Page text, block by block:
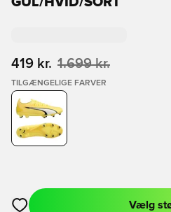
419 kr. 1.699 kr.
TILGÆNGELIGE FARVER
Vælg